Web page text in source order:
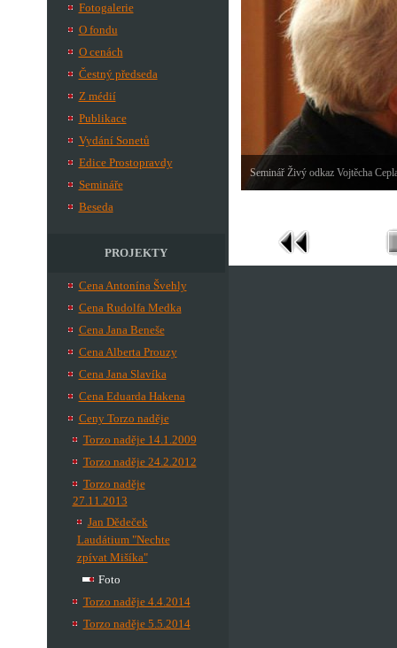
Fotogalerie
O fondu
O cenách
Čestný předseda
Z médií
Publikace
Vydání Sonetů
Edice Prostopravdy
Semináře
Beseda
PROJEKTY
Cena Antonína Švehly
Cena Rudolfa Medka
Cena Jana Beneše
Cena Alberta Prouzy
Cena Jana Slavíka
Cena Eduarda Hakena
Ceny Torzo naděje
Torzo naděje 14.1.2009
Torzo naděje 24.2.2012
Torzo naděje
27.11.2013
Jan Dědeček
Laudátium "Nechte
zpívat Mišíka"
Foto
Torzo naděje 4.4.2014
Torzo naděje 5.5.2014
Seminář Živý odkaz Vojtěcha